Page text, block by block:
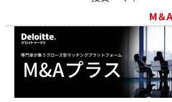
M＆